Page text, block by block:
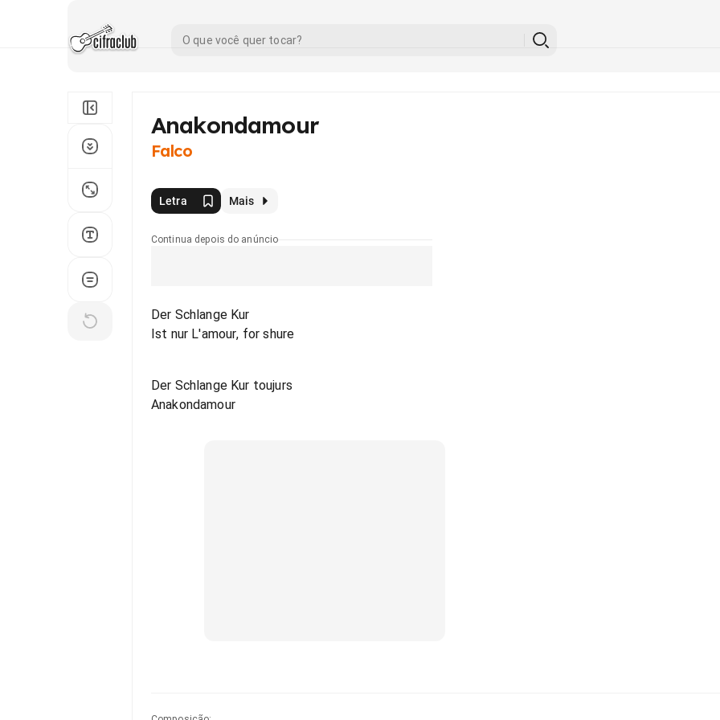
Anakondamour
Falco
Letra Mais
Continua depois do anúncio
Der Schlange Kur
Ist nur L'amour, for shure
Der Schlange Kur toujurs
Anakondamour